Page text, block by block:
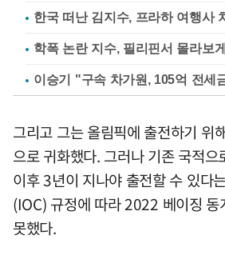
한국 떠난 김지수, 프라하 여행사
학폭 논란 지수, 필리핀서 몰라보
이승기 "구속 차가원, 105억 전세
그리고 그는 올림픽에 출전하기 위
으로 귀화했다. 그러나 기존 국적으
이후 3년이 지나야 출전할 수 있다
(IOC) 규정에 따라 2022 베이징 동
못했다.